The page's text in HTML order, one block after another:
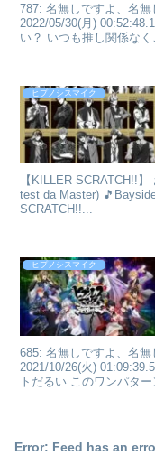
787: 名無しですよ、名
2022/05/30(月)
い？ いつも推し関係な
ヒプノシスマイク
【KILLER SCRATCH!!
test da Master)
SCRATCH!!...
ヒプノシスマイク
685: 名無しですよ、名
2021/10/26(火)
トだるい このワンパタ
Error: Feed has an